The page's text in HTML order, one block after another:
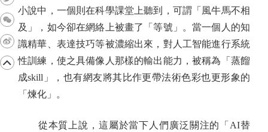
小說中，一個則在科學課堂上聽到，可謂「風牛馬不相
及」，如今卻在網絡上被畫了「等號」。當一個人的知
識精華、表達技巧等被濃縮出來，對人工智能進行系統
性訓練，使之具備像人那樣的輸出能力，被稱為「蒸餾
成skill」，也有網友將其比作更帶法術色彩也更形象的
「煉化」。
從本質上說，這屬於當下人們廣泛關注的「AI替